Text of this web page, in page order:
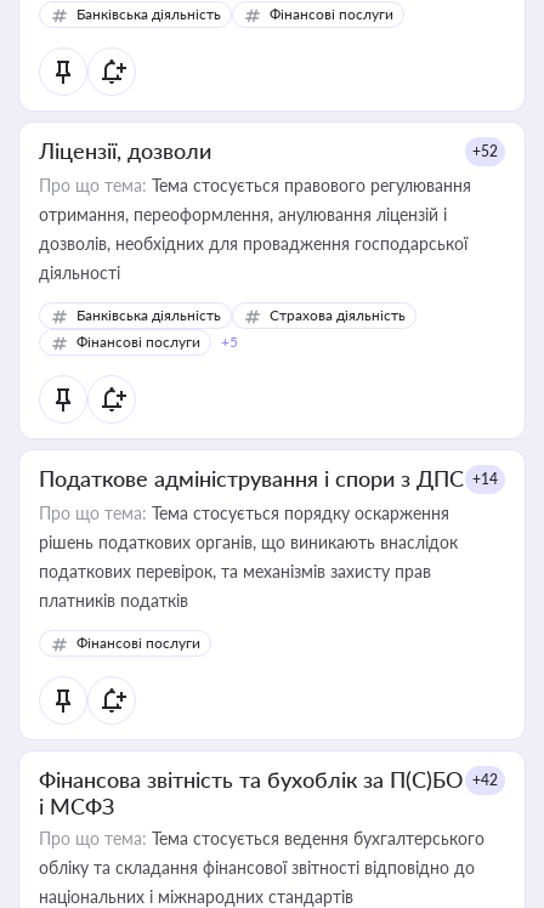
Банківська діяльність Фінансові послуги
Ліцензії, дозволи +52
Про що тема: Тема стосується правового регулювання
отримання, переоформлення, анулювання ліцензій і
дозволів, необхідних для провадження господарської
діяльності
Банківська діяльність
Страхова діяльність
Фінансові послуги
+5
Податкове адміністрування і спори з ДПС +14
Про що тема: Тема стосується порядку оскарження
рішень податкових органів, що виникають внаслідок
податкових перевірок, та механізмів захисту прав
платників податків
Фінансові послуги
Фінансова звітність та бухоблік за П(С)БО
і МСФЗ
+42
Про що тема: Тема стосується ведення бухгалтерського
обліку та складання фінансової звітності відповідно до
національних і міжнародних стандартів